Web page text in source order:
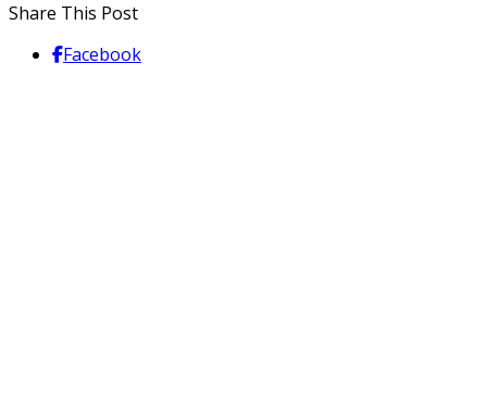
Share This Post
Facebook